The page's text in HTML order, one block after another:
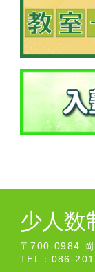
少人数
〒700-0984
TEL：086-